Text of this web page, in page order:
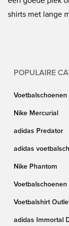
shirts met lange
POPULAIRE
Voetbalschoenen
Nike Mercurial
adidas Predator
adidas
Nike Phantom
Voetbalschoenen
Voetbalshirt
adidas Immortal